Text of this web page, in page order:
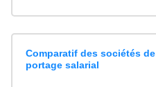
Comparatif des sociétés de
portage salarial